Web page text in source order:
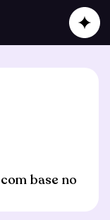
base no